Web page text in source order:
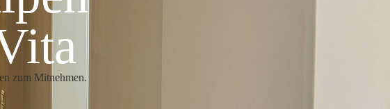
zum Mitnehmen.